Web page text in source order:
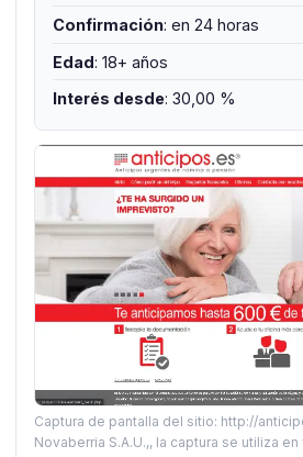
Confirmación: en 24 horas
Edad: 18+ años
Interés desde: 30,00 %
Captura de pantalla del sitio: http://
Novaberria S.A.U.,, la captura se utiliza